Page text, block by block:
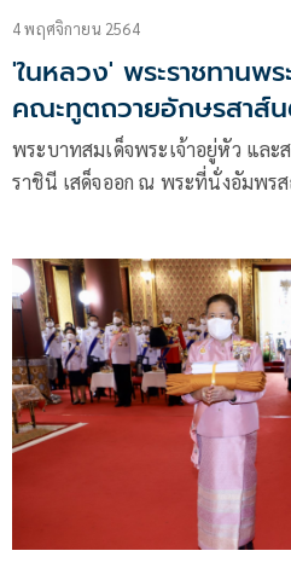
4 พฤศจิกายน 2564
'ในหลวง' พระราชทานพร
คณะทูตถวายอักษรสาส์
พระบาทสมเด็จพระเจ้าอยู่หัว และ
ราชินี เสด็จออก ณ พระที่นั่งอัมพร